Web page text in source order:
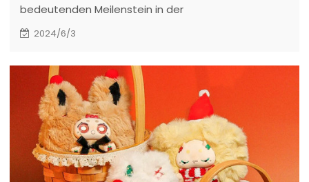
bedeutenden Meilenstein in der
Entwicklungsgeschichte unserer Fabrik dar.
2024/6/3